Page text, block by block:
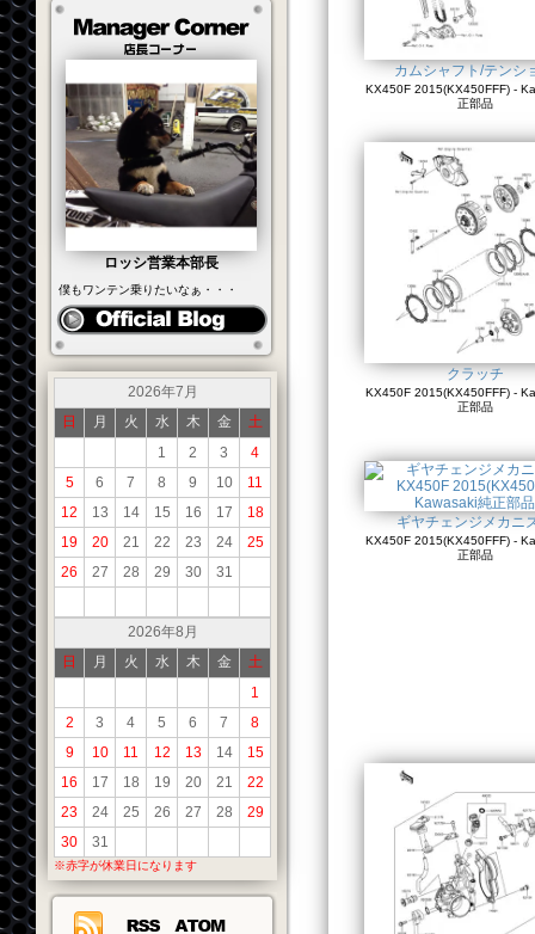
ロッシ営業本部長
僕もワンテン乗りたいなぁ・・・
2026年7月
日
月 火 水 木 金
土
1
2 3
4
5
6 7 8 9 10
11
12
13 14 15 16 17
18
19
20 21 22 23 24
25
26
27 28 29 30 31
2026年8月
日
月 火 水 木 金
土
1
2
3 4 5 6 7
8
9
10 11 12 13 14
15
16
17 18 19 20 21
22
23
24 25 26 27 28
29
30
31
※赤字が休業日になります
カムシャフト/テンシ
KX450F 2015(KX450FFF) -
正部品
クラッチ
KX450F 2015(KX450FFF) -
正部品
ギヤチェンジメカニ
KX450F 2015(KX450FFF) -
正部品